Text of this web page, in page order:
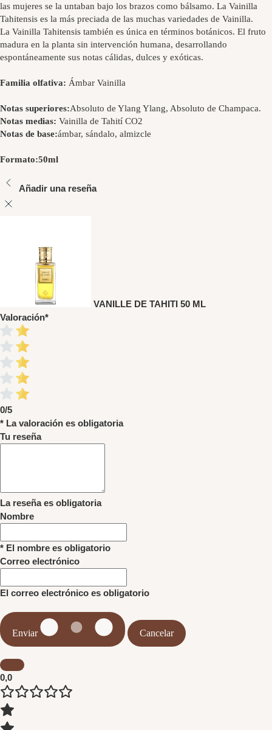
las mujeres se la untaban bajo los brazos como bálsamo. La Vainilla
Tahitensis es la más preciada de las muchas variedades de Vainilla.
La Vainilla Tahitensis también es única en términos botánicos. El fruto
madura en la planta sin intervención humana, desarrollando
espontáneamente sus notas cálidas, dulces y exóticas.
Familia olfativa: Ámbar Vainilla
Notas superiores:Absoluto de Ylang Ylang, Absoluto de Champaca.
Notas medias: Vainilla de Tahití CO2
Notas de base:ámbar, sándalo, almizcle
Formato:50ml
Añadir una reseña
VANILLE DE TAHITI 50 ML
Valoración*
0/5
* La valoración es obligatoria
Tu reseña
La reseña es obligatoria
Nombre
* El nombre es obligatorio
Correo electrónico
El correo electrónico es obligatorio
Enviar Cancelar
0,0